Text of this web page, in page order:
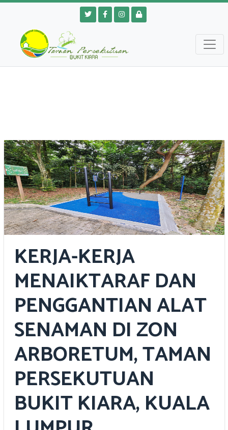
KERJA-KERJA
MENAIKTARAF DAN
PENGGANTIAN ALAT
SENAMAN DI ZON
ARBORETUM, TAMAN
PERSEKUTUAN
BUKIT KIARA, KUALA